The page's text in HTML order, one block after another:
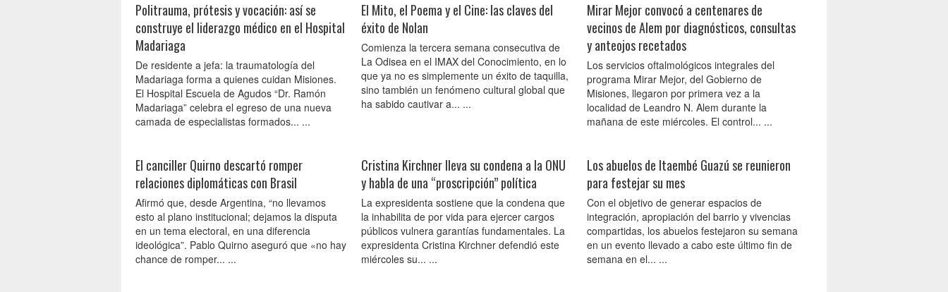
Politrauma, prótesis y vocación: así se
construye el liderazgo médico en el Hospital
Madariaga
De residente a jefa: la traumatología del
Madariaga forma a quienes cuidan Misiones.
El Hospital Escuela de Agudos “Dr. Ramón
Madariaga” celebra el egreso de una nueva
camada de especialistas formados... ...
El Mito, el Poema y el Cine: las claves del
éxito de Nolan
Comienza la tercera semana consecutiva de
La Odisea en el IMAX del Conocimiento, en lo
que ya no es simplemente un éxito de taquilla,
sino también un fenómeno cultural global que
ha sabido cautivar a... ...
Mirar Mejor convocó a centenares de
vecinos de Alem por diagnósticos, consultas
y anteojos recetados
Los servicios oftalmológicos integrales del
programa Mirar Mejor, del Gobierno de
Misiones, llegaron por primera vez a la
localidad de Leandro N. Alem durante la
mañana de este miércoles. El control... ...
El canciller Quirno descartó romper
relaciones diplomáticas con Brasil
Afirmó que, desde Argentina, “no llevamos
esto al plano institucional; dejamos la disputa
en un tema electoral, en una diferencia
ideológica”. Pablo Quirno aseguró que «no hay
chance de romper... ...
Cristina Kirchner lleva su condena a la ONU
y habla de una “proscripción” política
La expresidenta sostiene que la condena que
la inhabilita de por vida para ejercer cargos
públicos vulnera garantías fundamentales. La
expresidenta Cristina Kirchner defendió este
miércoles su... ...
Los abuelos de Itaembé Guazú se reunieron
para festejar su mes
Con el objetivo de generar espacios de
integración, apropiación del barrio y vivencias
compartidas, los abuelos festejaron su semana
en un evento llevado a cabo este último fin de
semana en el... ...